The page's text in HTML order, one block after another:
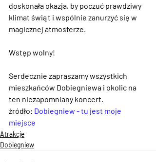
doskonała okazja, by poczuć prawdziwy
klimat świąt i wspólnie zanurzyć się w
magicznej atmosferze.
Wstęp wolny!
Serdecznie zapraszamy wszystkich
mieszkańców Dobiegniewa i okolic na
ten niezapomniany koncert.
źródło: Dobiegniew - tu jest moje
miejsce
Atrakcje
Dobiegniew